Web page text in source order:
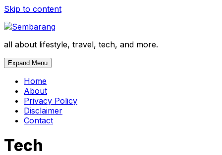
Skip to content
all about lifestyle, travel, tech, and more.
Expand Menu
Home
About
Privacy Policy
Disclaimer
Contact
Tech